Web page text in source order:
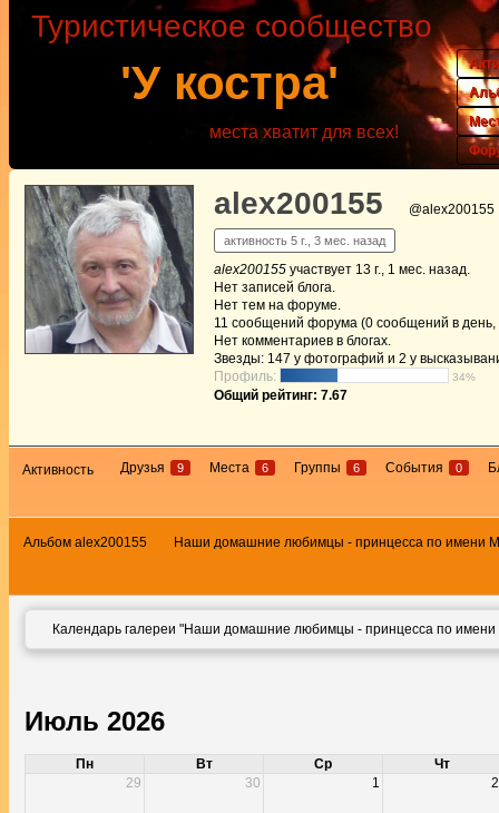
'У костра'
Туристическое сообщество
места хватит для всех!
alex200155 @alex200155
активность 5 г., 3 мес. назад
alex200155 участвует 13 г., 1 мес. назад.
Нет записей блога.
Нет тем на форуме.
11 сообщений форума (0 сообщений в день,
Нет комментариев в блогах.
Звезды: 147 у фотографий и 2 у
Профиль:
34%
Общий рейтинг: 7.67
Активность Друзья 9 Места 6 Группы 6 События 0
Альбом alex200155 Наши домашние любимцы - принцесса по имени
Календарь галереи "Наши домашние любимцы - принцесса по имени
Июль 2026
Пн Вт Ср
Чт
29
30 1 2